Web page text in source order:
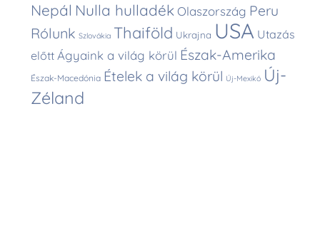
Nepál Nulla hulladék Olaszország Peru
Rólunk Szlovákia Thaiföld Ukrajna USA Utazás
előtt Ágyaink a világ körül Észak-Amerika
Észak-Macedónia Ételek a világ körül Új-Mexikó Új-
Zéland